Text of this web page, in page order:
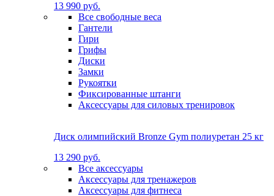
13 990 руб.
Все свободные веса
Гантели
Гири
Грифы
Диски
Замки
Рукоятки
Фиксированные штанги
Аксессуары для силовых тренировок
Диск олимпийский Bronze Gym полиуретан 25 кг
13 290 руб.
Все аксессуары
Аксессуары для тренажеров
Аксессуары для фитнеса